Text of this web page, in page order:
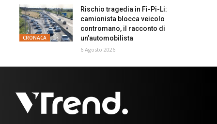
CRONACA
Rischio tragedia in Fi-Pi-Li:
camionista blocca veicolo
contromano, il racconto di
un’automobilista
6 Agosto 2026